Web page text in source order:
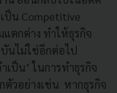
ป็น Competitive
ตกต่าง ทำให้ธุรกิจ
นไม่ใช่อีกต่อไป
เป็น’ ในการทำธุรกิจ
วอย่างเช่น หากธุรกิจ